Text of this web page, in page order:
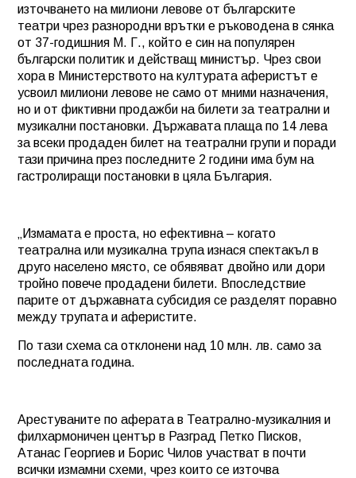
източването на милиони левове от българските
театри чрез разнородни врътки е ръководена в сянка
от 37-годишния М. Г., който е син на популярен
български политик и действащ министър. Чрез свои
хора в Министерството на културата аферистът е
усвоил милиони левове не само от мними назначения,
но и от фиктивни продажби на билети за театрални и
музикални постановки. Държавата плаща по 14 лева
за всеки продаден билет на театрални групи и поради
тази причина през последните 2 години има бум на
гастролиращи постановки в цяла България.
„Измамата е проста, но ефективна – когато
театрална или музикална трупа изнася спектакъл в
друго населено място, се обявяват двойно или дори
тройно повече продадени билети. Впоследствие
парите от държавната субсидия се разделят поравно
между трупата и аферистите.
По тази схема са отклонени над 10 млн. лв. само за
последната година.
Арестуваните по аферата в Театрално-музикалния и
филхармоничен център в Разград Петко Писков,
Атанас Георгиев и Борис Чилов участват в почти
всички измамни схеми, чрез които се източва